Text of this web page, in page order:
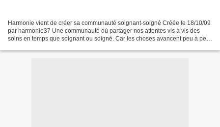
Harmonie vient de créer sa communauté soignant-soigné Créée le 18/10/09
par harmonie37 Une communauté où partager nos attentes vis à vis des
soins en temps que soignant ou soigné. Car les choses avancent peu à peu